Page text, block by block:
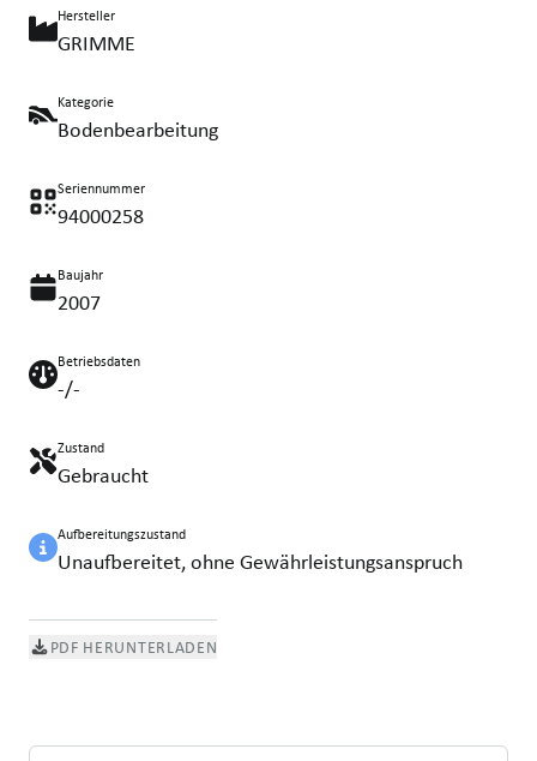
Hersteller
GRIMME
Kategorie
Bodenbearbeitung
Seriennummer
94000258
Baujahr
2007
Betriebsdaten
-/-
Zustand
Gebraucht
Aufbereitungszustand
Unaufbereitet, ohne Gewährleistungsanspruch
PDF HERUNTERLADEN